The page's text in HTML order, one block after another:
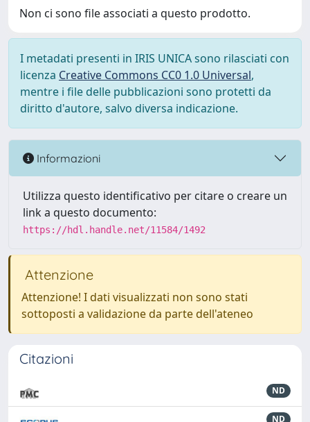
Non ci sono file associati a questo prodotto.
I metadati presenti in IRIS UNICA sono rilasciati con
licenza Creative Commons CC0 1.0 Universal,
mentre i file delle pubblicazioni sono protetti da
diritto d'autore, salvo diversa indicazione.
Informazioni
Utilizza questo identificativo per citare o creare un
link a questo documento:
https://hdl.handle.net/11584/1492
Attenzione
Attenzione! I dati visualizzati non sono stati
sottoposti a validazione da parte dell'ateneo
Citazioni
ND
ND